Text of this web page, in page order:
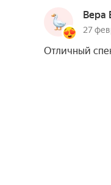
Вера
27
Отличный